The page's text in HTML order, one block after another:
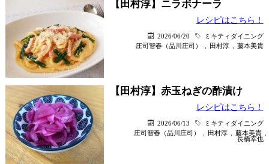
【田村淳】ニラボナーラ
レシピはこちら！
2026/06/20
ミキティダイニング
庄司智春（品川庄司）
田村淳 藤本美貴
【田村淳】赤玉ねぎの酢漬け
レシピはこちら！
2026/06/13
ミキティダイニング
庄司智春（品川庄司）
田村淳 藤本美貴
長橋幸也